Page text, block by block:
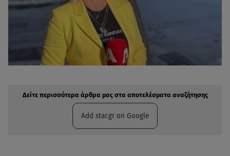
Δείτε περισσότερα άρθρα μας στα αποτελέσματα αναζήτησης
Add star.gr on Google